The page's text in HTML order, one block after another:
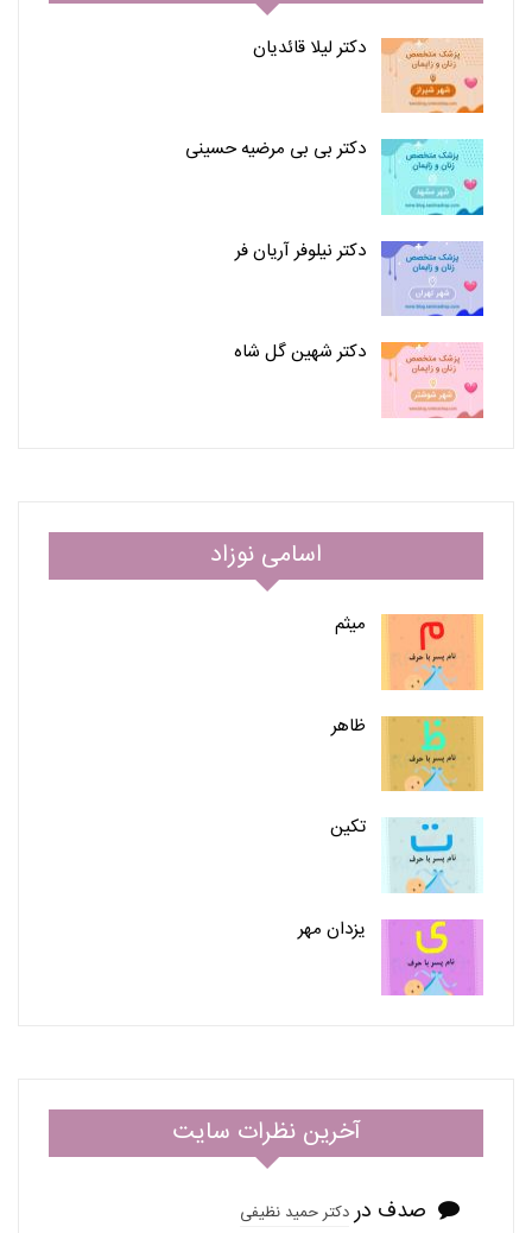
دکتر لیلا قائدیان
دکتر بی بی مرضیه حسینی
دکتر نیلوفر آریان فر
دکتر شهین گل شاه
اسامی نوزاد
میثم
ظاهر
تکین
یزدان مهر
آخرین نظرات سایت
صدف دردکتر حمید نظیفی